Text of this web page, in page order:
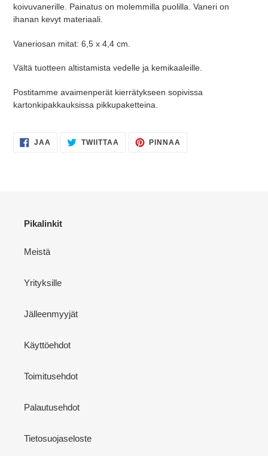
koivuvanerille. Painatus on molemmilla puolilla. Vaneri on
ihanan kevyt materiaali.
Vaneriosan mitat: 6,5 x 4,4 cm.
Vältä tuotteen altistamista vedelle ja kemikaaleille.
Postitamme avaimenperät kierrätykseen sopivissa
kartonkipakkauksissa pikkupaketteina.
JAA
FACEBOOKISSA
TWIITTAA TWIITTAA
TWITTERISSÄ
PINNAA
Pikalinkit
Meistä
Yrityksille
Jälleenmyyjät
Käyttöehdot
Toimitusehdot
Palautusehdot
Tietosuojaseloste